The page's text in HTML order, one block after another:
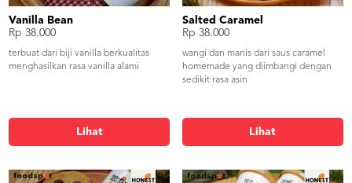
Vanilla Bean
Rp 38.000
terbuat dari biji vanilla berkualitas
menghasilkan rasa vanilla alami
Lihat
Salted Caramel
Rp 38.000
wangi dan manis dari saus caramel
homemade yang diimbangi dengan
sedikit rasa asin
Lihat